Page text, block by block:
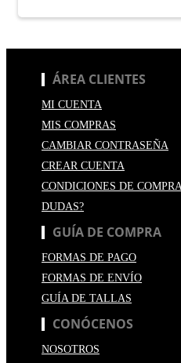
ÁREA CLIENTES
MI CUENTA
MIS COMPRAS
CAMBIAR CONTRASEÑA
CREAR CUENTA
CONDICIONES DE
DUDAS?
GUÍA DE COMPRA
FORMAS DE PAGO
FORMAS DE ENVÍO
GUÍA DE TALLAS
CONÓCENOS
NOSOTROS